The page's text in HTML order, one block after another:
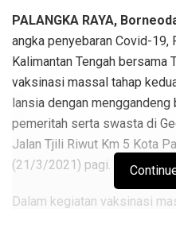
PALANGKA RAYA,
angka penyebaran Covid-19,
Kalimantan Tengah bersama
vaksinasi massal tahap
lansia dengan
pemeritah serta swasta di
Jalan Tjili Riwut Km 5 Kota
(21/3/2021) pagi.
Dalam kegiatan vaksinasi